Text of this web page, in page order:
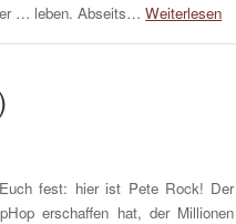
… leben. Abseits…Weiterlesen
fest: hier ist Pete Rock! Der
erschaffen hat, der Millionen